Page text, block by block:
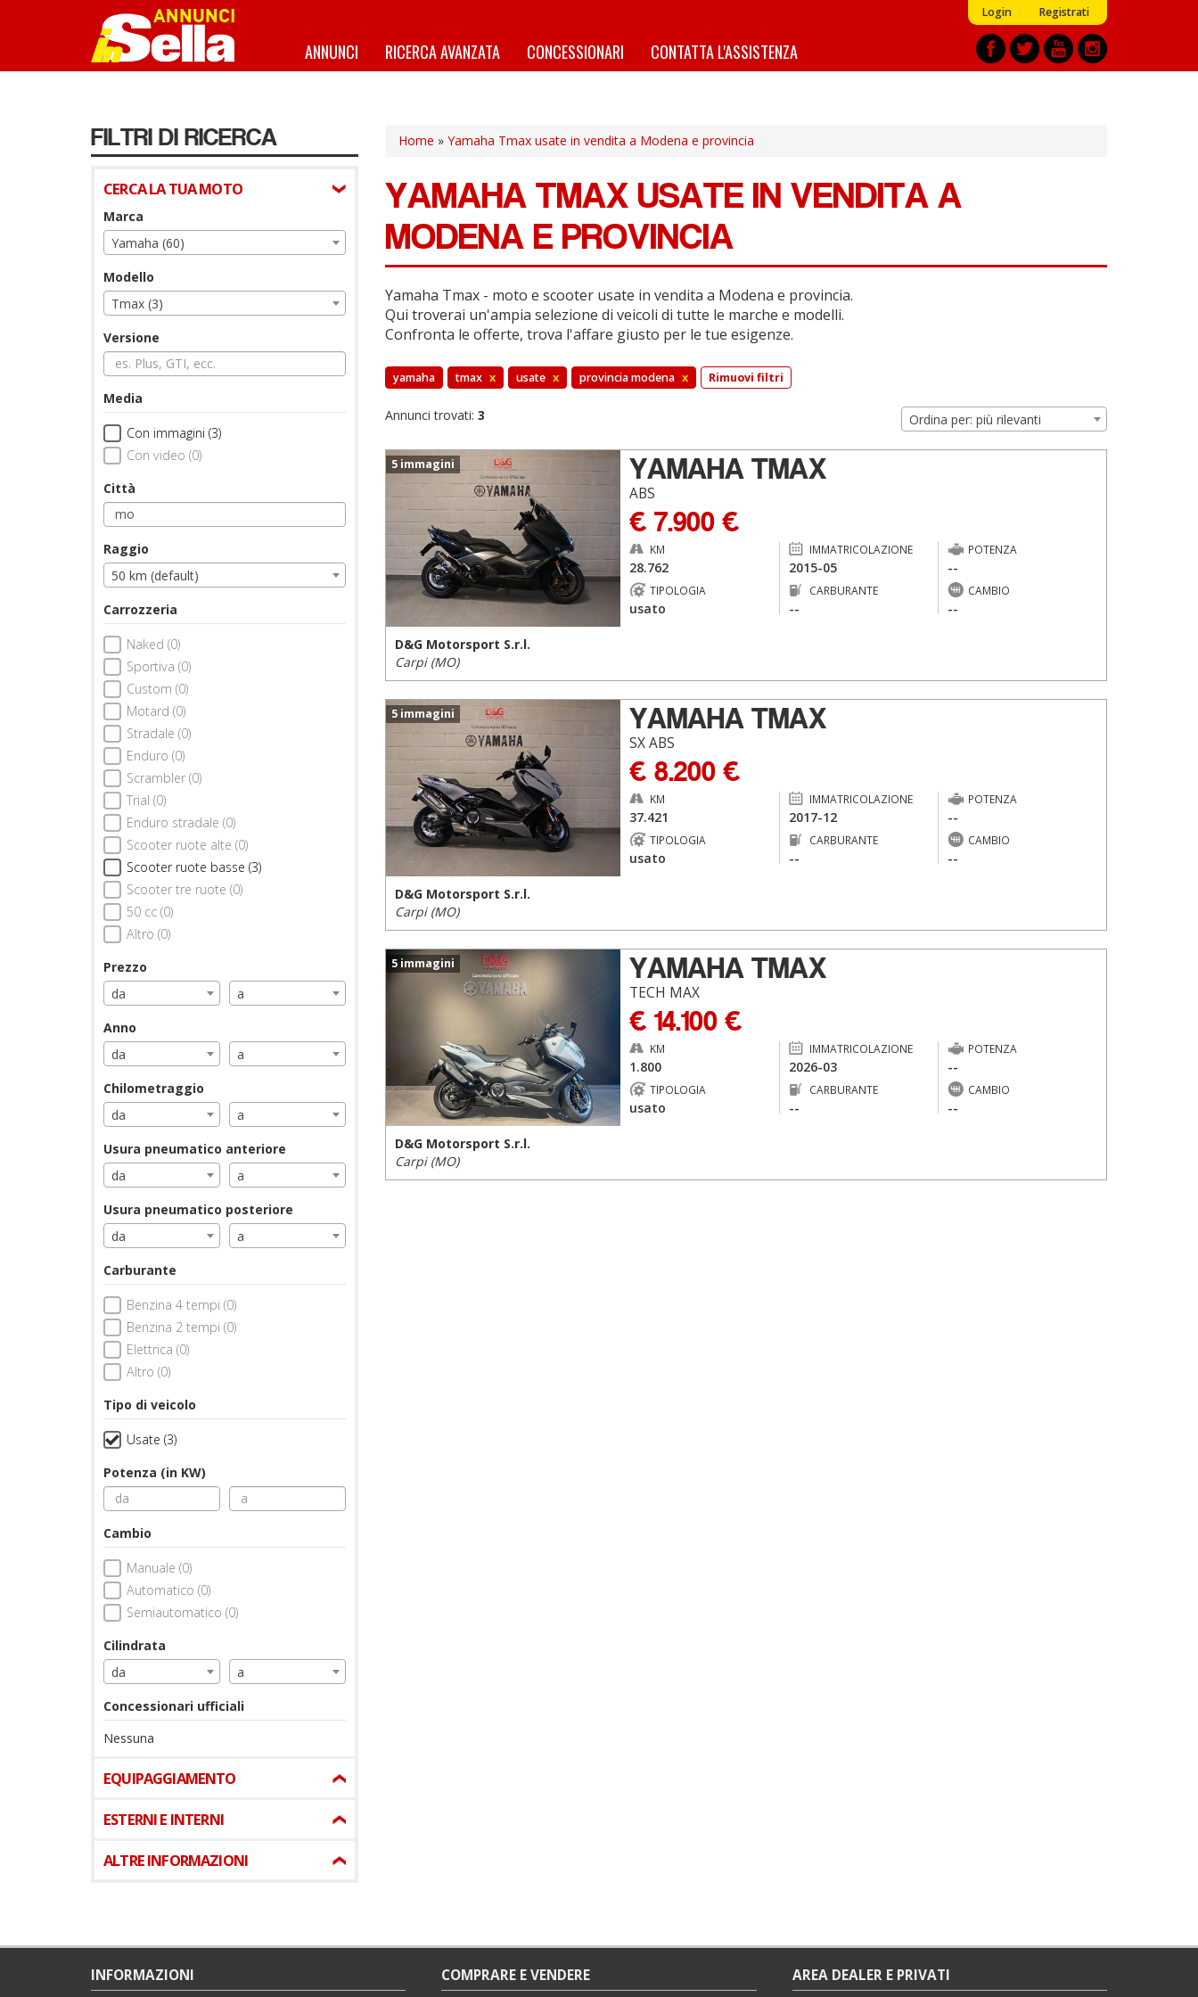
Login Registrati
ANNUNCI RICERCA AVANZATA CONCESSIONARI CONTATTA L'ASSISTENZA
FILTRI DI RICERCA
CERCA LA TUA MOTO
Marca
Yamaha (60)
Modello
Tmax (3)
Versione
Media
Con immagini (3)
Con video (0)
Città
Raggio
50 km (default)
Carrozzeria
Naked (0)
Sportiva (0)
Custom (0)
Motard (0)
Stradale (0)
Enduro (0)
Scrambler (0)
Trial (0)
Enduro stradale (0)
Scooter ruote alte (0)
Scooter ruote basse (3)
Scooter tre ruote (0)
50 cc (0)
Altro (0)
Prezzo
da
a
Anno
da
a
Chilometraggio
da
a
Usura pneumatico anteriore
da
a
Usura pneumatico posteriore
da
a
Carburante
Benzina 4 tempi (0)
Benzina 2 tempi (0)
Elettrica (0)
Altro (0)
Tipo di veicolo
Usate (3)
Potenza (in KW)
Cambio
Manuale (0)
Automatico (0)
Semiautomatico (0)
Cilindrata
da
a
Concessionari ufficiali
Nessuna
EQUIPAGGIAMENTO
ESTERNI E INTERNI
ALTRE INFORMAZIONI
Home » Yamaha Tmax usate in vendita a Modena e provincia
YAMAHA TMAX USATE IN VENDITA A
MODENA E PROVINCIA
Yamaha Tmax - moto e scooter usate in vendita a Modena e provincia.
Qui troverai un'ampia selezione di veicoli di tutte le marche e modelli.
Confronta le offerte, trova l'affare giusto per le tue esigenze.
yamaha tmax x usate x provincia modena x Rimuovi filtri
Annunci trovati: 3 Ordina per: più rilevanti
5 immagini YAMAHA TMAX
ABS
€ 7.900 €
KM
28.762
IMMATRICOLAZIONE
2015-05
POTENZA
--
TIPOLOGIA
usato
CARBURANTE
--
CAMBIO
--
D&G Motorsport S.r.l.
Carpi (MO)
5 immagini YAMAHA TMAX
SX ABS
€ 8.200 €
KM
37.421
IMMATRICOLAZIONE
2017-12
POTENZA
--
TIPOLOGIA
usato
CARBURANTE
--
CAMBIO
--
D&G Motorsport S.r.l.
Carpi (MO)
5 immagini YAMAHA TMAX
TECH MAX
€ 14.100 €
KM
1.800
IMMATRICOLAZIONE
2026-03
POTENZA
--
TIPOLOGIA
usato
CARBURANTE
--
CAMBIO
--
D&G Motorsport S.r.l.
Carpi (MO)
INFORMAZIONI
COMPRARE E VENDERE
AREA DEALER E PRIVATI